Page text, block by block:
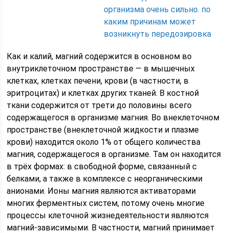
организма очень сильно. по
каким причинам может
возникнуть передозировка
Как и калий, магний содержится в основном во
внутриклеточном пространстве — в мышечных
клетках, клетках печени, крови (в частности, в
эритроцитах) и клетках других тканей. В костной
ткани содержится от трети до половины всего
содержащегося в организме магния. Во внеклеточном
пространстве (внеклеточной жидкости и плазме
крови) находится около 1% от общего количества
магния, содержащегося в организме. Там он находится
в трёх формах: в свободной форме, связанный с
белками, а также в комплексе с неорганическими
анионами. Ионы магния являются активаторами
многих ферментных систем, потому очень многие
процессы клеточной жизнедеятельности являются
магний-зависимыми. В частности, магний принимает